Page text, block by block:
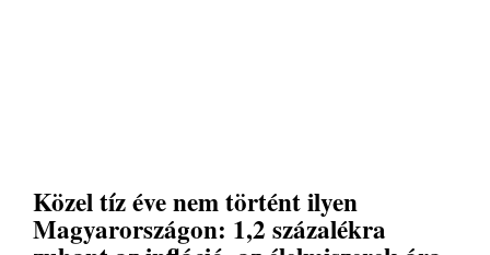
Közel tíz éve nem történt ilyen
Magyarországon: 1,2 százalékra